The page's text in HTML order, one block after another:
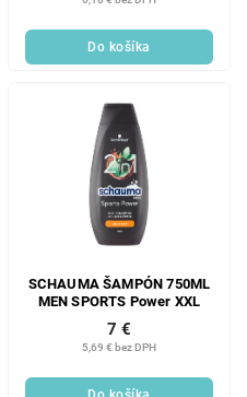
Do košíka
SCHAUMA ŠAMPÓN 750ML
MEN SPORTS Power XXL
5,69 € bez DPH
7 €